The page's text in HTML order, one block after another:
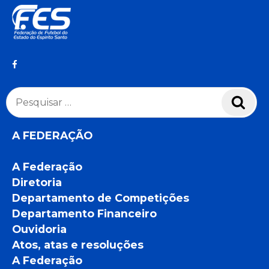
Pesquisar
por:
A FEDERAÇÃO
A Federação
Diretoria
Departamento de Competições
Departamento Financeiro
Ouvidoria
Atos, atas e resoluções
A Federação